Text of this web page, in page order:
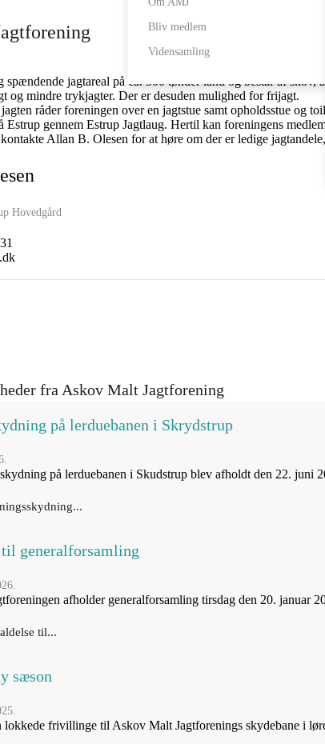
Bliv medlem
Vidensamling
ved Estrup Hovedgård
spændende jagtareal på ca. 500 tønder land og består af
og mindre trykjagter. Der er desuden mulighed for frijagt.
råder foreningen over en jagtstue samt opholdsstue og
gennem Estrup Jagtlaug. Hertil kan foreningens
Allan B. Olesen for at høre om der er ledige
Hovedgård
fra Askov Malt Jagtforening
på lerduebanen i Skrydstrup
på lerduebanen i Skudstrup blev afholdt den 22. juni
generalforsamling
afholder generalforsamling tirsdag den 20. januar
til...
sæson
lokkede frivillinge til Askov Malt Jagtforenings skydebane i